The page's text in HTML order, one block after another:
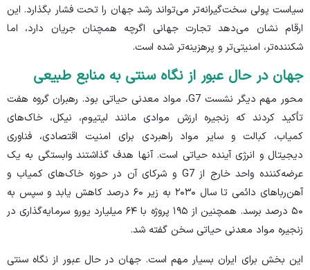
سیاست پولی سخت‌گیرانه‌تر می‌تواند رشد جهان را تحت فشار بگذارد. این
ارقام نشان می‌دهد تجارت جهانی اگرچه همچنان جریان دارد، اما
شکننده‌تر، امنیتی‌تر و پرهزینه‌تر شده است.
جهان در حال عبور از نگاه سنتی به منابع طبیعی
محور مهم دیگر نشست G7، مواد معدنی حیاتی بود. رهبران گروه هفت
تأکید کردند که زنجیره ارزش موادی مانند لیتیوم، نیکل، خاک‌های
کمیاب، کبالت و سایر مواد راهبردی برای امنیت اقتصادی، فناوری
دیجیتال و انرژی آینده حیاتی است. آنها هدف گذاشتند وابستگی به یک
عرضه‌کننده واحد خارج از G7 و شرکای آن در حوزه خاک‌های کمیاب و
آهن‌ربا‌های دائمی تا سال ۲۰۳۰ به زیر ۶۰ درصد کاهش یابد و سپس به
۵۰ درصد برسد. همچنین از ۱۹۵ پروژه با ۶۴ میلیارد یورو سرمایه‌گذاری در
زنجیره مواد معدنی حیاتی سخن گفته شد.
این بخش برای ایران بسیار مهم است. جهان در حال عبور از نگاه سنتی